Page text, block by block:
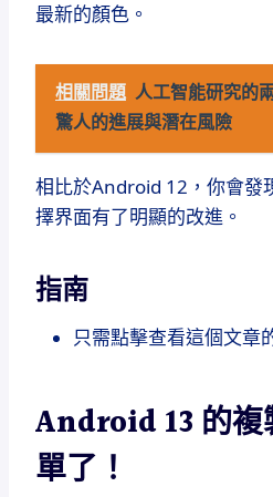
最新的顏色。
相關問題 人工智能研究的
驚人的進展與潛在風險
相比於Android 12，你會發
擇界面有了明顯的改進。
指南
只需點擊查看這個文章
Android 13 的複
單了！